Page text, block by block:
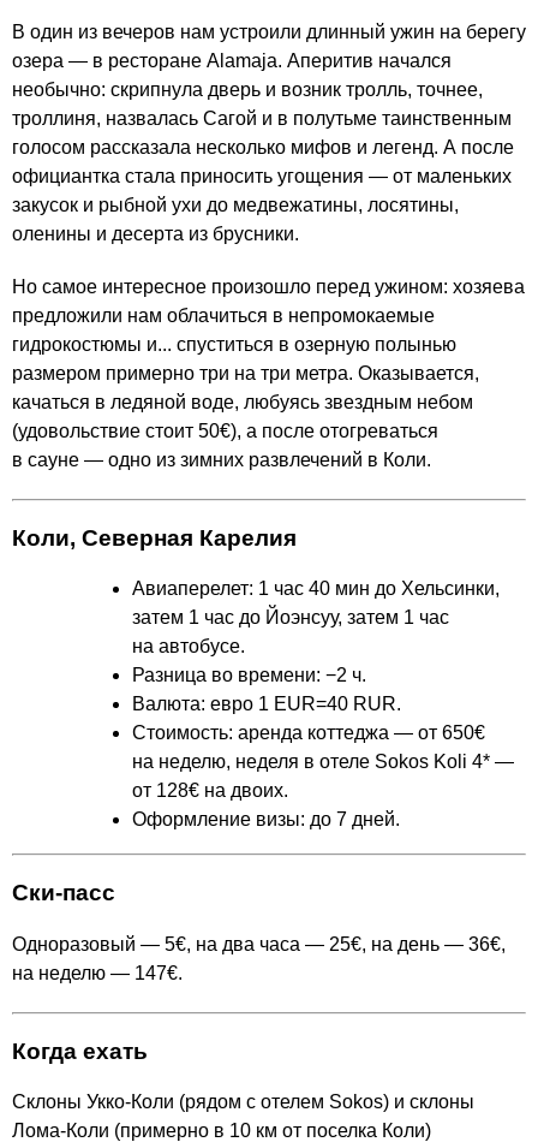
В один из вечеров нам устроили длинный ужин на берегу
озера — в ресторане Alamaja. Аперитив начался
необычно: скрипнула дверь и возник тролль, точнее,
троллиня, назвалась Сагой и в полутьме таинственным
голосом рассказала несколько мифов и легенд. А после
официантка стала приносить угощения — от маленьких
закусок и рыбной ухи до медвежатины, лосятины,
оленины и десерта из брусники.
Но самое интересное произошло перед ужином: хозяева
предложили нам облачиться в непромокаемые
гидрокостюмы и... спуститься в озерную полынью
размером примерно три на три метра. Оказывается,
качаться в ледяной воде, любуясь звездным небом
(удовольствие стоит 50€), а после отогреваться
в сауне — одно из зимних развлечений в Коли.
Коли, Северная Карелия
Авиаперелет: 1 час 40 мин до Хельсинки,
затем 1 час до Йоэнсуу, затем 1 час
на автобусе.
Разница во времени: −2 ч.
Валюта: евро 1 EUR=40 RUR.
Стоимость: аренда коттеджа — от 650€
на неделю, неделя в отеле Sokos Koli 4* —
от 128€ на двоих.
Оформление визы: до 7 дней.
Ски-пасс
Одноразовый — 5€, на два часа — 25€, на день — 36€,
на неделю — 147€.
Когда ехать
Склоны Укко-Коли (рядом с отелем Sokos) и склоны
Лома-Коли (примерно в 10 км от поселка Коли)